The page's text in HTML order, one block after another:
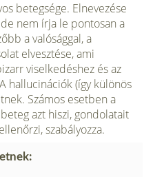
beteg­sége. Elnevezése
nem írja le pontosan a
a valósággal, a
elvesz­tése, ami
viselkedéshez és az
hallucinációk (így különös
Szá­mos esetben a
azt hiszi, gondolatait
szabályozza.